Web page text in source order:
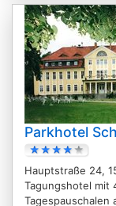
Parkhotel
Hauptstraße 24,
Tagungshotel mit
Tagespauschalen